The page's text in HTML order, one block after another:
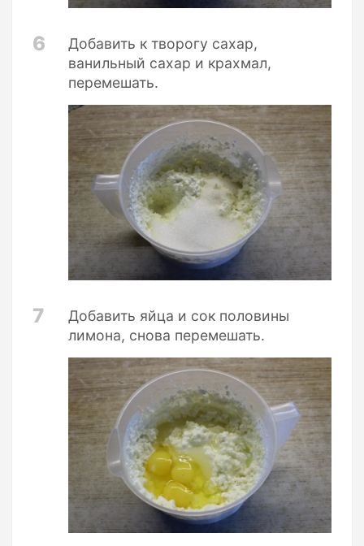
6
Добавить к творогу сахар,
ванильный сахар и крахмал,
перемешать.
7
Добавить яйца и сок половины
лимона, снова перемешать.